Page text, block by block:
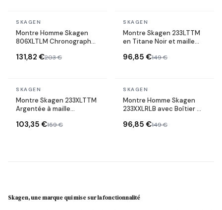
En stock
SKAGEN
Montre Homme Skagen
806XLTLM Chronographe
131,82 €203 €
En stock
SKAGEN
Montre Skagen 233LTTM
en Titane Noir et maille
96,85 €149 €
En stock
SKAGEN
Montre Skagen 233XLTTM
Argentée à maille
103,35 €159 €
En stock
SKAGEN
Montre Homme Skagen
233XXLRLB avec Boîtier Or
96,85 €149 €
Skagen, une marque qui mise sur la fonctionnalité